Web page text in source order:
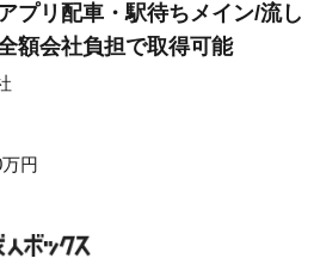
プリ配車・駅待ちメイン/流し
額会社負担で取得可能
円